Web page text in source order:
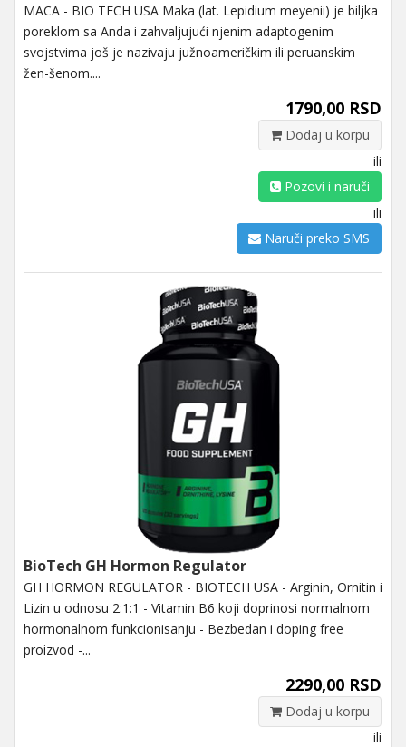
MACA - BIO TECH USA Maka (lat. Lepidium meyenii) je biljka
poreklom sa Anda i zahvaljujući njenim adaptogenim
svojstvima još je nazivaju južnoameričkim ili peruanskim
žen-šenom....
1790,00 RSD
Dodaj u korpu
ili
Pozovi i naruči
ili
Naruči preko SMS
BioTech GH Hormon Regulator
GH HORMON REGULATOR - BIOTECH USA - Arginin, Ornitin i
Lizin u odnosu 2:1:1 - Vitamin B6 koji doprinosi normalnom
hormonalnom funkcionisanju - Bezbedan i doping free
proizvod -...
2290,00 RSD
Dodaj u korpu
ili